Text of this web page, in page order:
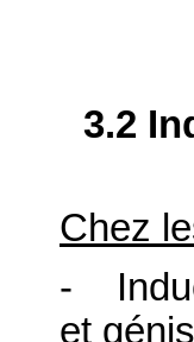
3.2
Chez
-
et